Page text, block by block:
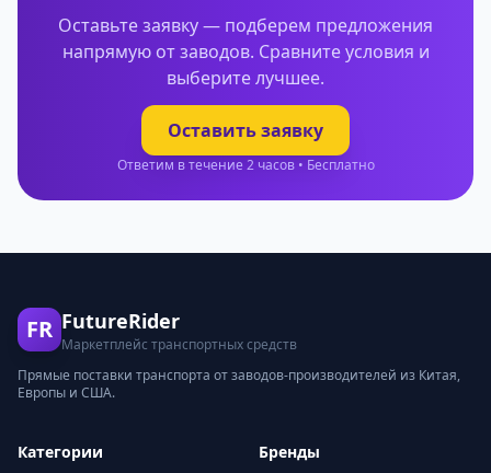
Оставьте заявку — подберем предложения
напрямую от заводов. Сравните условия и
выберите лучшее.
Оставить заявку
Ответим в течение 2 часов • Бесплатно
FR FutureRider
Маркетплейс транспортных средств
Прямые поставки транспорта от заводов-производителей из Китая,
Европы и США.
Категории Бренды